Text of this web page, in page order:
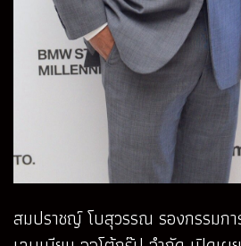
สมปราชญ์ โบสุวรรณ รองกรรมก